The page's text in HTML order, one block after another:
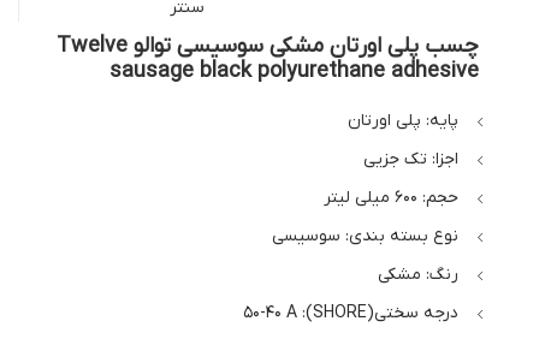
چسب پلی اورتان مشکی سوسیسی توالو Twelve
sausage black polyurethane adhesive
پایه: پلی اورتان
اجزا: تک جزیی
حجم: 600 میلی لیتر
نوع بسته بندی: سوسیسی
رنگ: مشکی
درجه سختی(SHORE): 50-40 A